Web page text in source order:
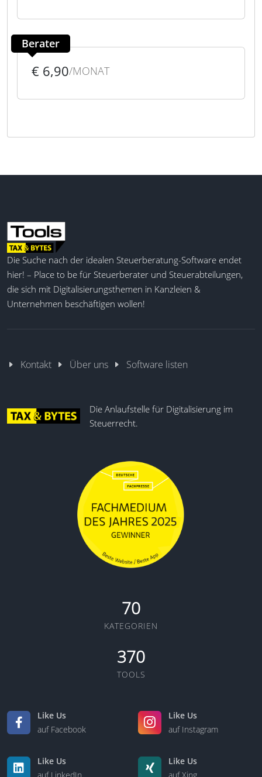
Berater
€ 6,90/MONAT
Die Suche nach der idealen Steuerberatung-Software endet
hier! – Place to be für Steuerberater und Steuerabteilungen,
die sich mit Digitalisierungsthemen in Kanzleien &
Unternehmen beschäftigen wollen!
Kontakt Über uns Software listen
Die Anlaufstelle für Digitalisierung im
Steuerrecht.
70
KATEGORIEN
370
TOOLS
Like Us
auf Facebook
Like Us
auf Instagram
Like Us
auf LinkedIn
Like Us
auf Xing